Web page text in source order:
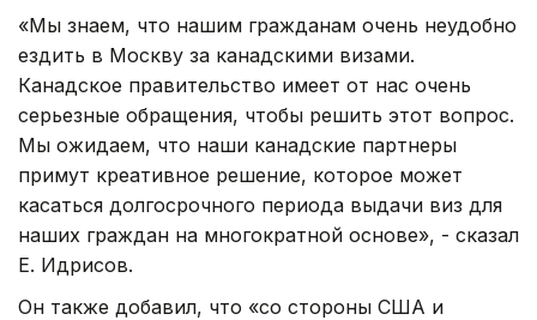
«Мы знаем, что нашим гражданам очень неудобно
ездить в Москву за канадскими визами.
Канадское правительство имеет от нас очень
серьезные обращения, чтобы решить этот вопрос.
Мы ожидаем, что наши канадские партнеры
примут креативное решение, которое может
касаться долгосрочного периода выдачи виз для
наших граждан на многократной основе», - сказал
Е. Идрисов.
Он также добавил, что «со стороны США и